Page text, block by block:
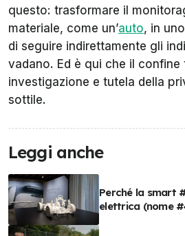
questo: trasformare il
materiale, come un’auto, in
di seguire indirettamente gli
vadano. Ed è qui che il confine
investigazione e tutela della
sottile.
Leggi anche
Perché la smart
elettrica (nome